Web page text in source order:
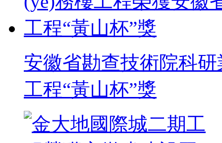
安徽省勘查技術院科
工程“黃山杯”獎